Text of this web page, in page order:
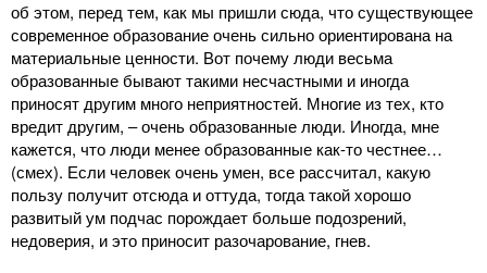
об этом, перед тем, как мы пришли сюда, что существующее
современное образование очень сильно ориентирована на
материальные ценности. Вот почему люди весьма
образованные бывают такими несчастными и иногда
приносят другим много неприятностей. Многие из тех, кто
вредит другим, ‒ очень образованные люди. Иногда, мне
кажется, что люди менее образованные как-то честнее…
(смех). Если человек очень умен, все рассчитал, какую
пользу получит отсюда и оттуда, тогда такой хорошо
развитый ум подчас порождает больше подозрений,
недоверия, и это приносит разочарование, гнев.